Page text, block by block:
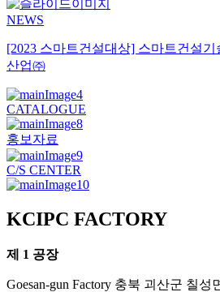
NEWS
[2023 스마트건설대상] 스마트건설
산업㈜
CATALOGUE
홍보자료
C/S CENTER
KCIPC FACTORY
제 1 공장
Goesan-gun Factory 충북 괴산군 칠성